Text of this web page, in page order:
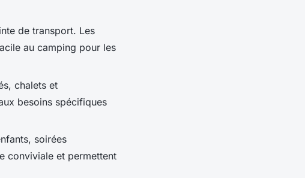
de transport. Les
au camping pour les
chalets et
besoins spécifiques
soirées
conviviale et permettent